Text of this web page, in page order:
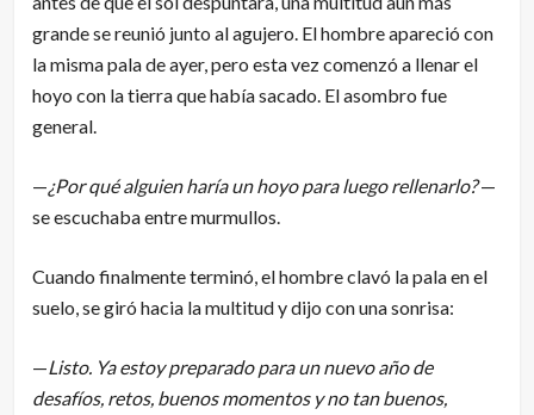
grande se reunió junto al agujero. El hombre apareció con
la misma pala de ayer, pero esta vez comenzó a llenar el
hoyo con la tierra que había sacado. El asombro fue
general.
—¿Por qué alguien haría un hoyo para luego rellenarlo?—
se escuchaba entre murmullos.
Cuando finalmente terminó, el hombre clavó la pala en el
suelo, se giró hacia la multitud y dijo con una sonrisa:
—Listo. Ya estoy preparado para un nuevo año de
desafíos, retos, buenos momentos y no tan buenos,